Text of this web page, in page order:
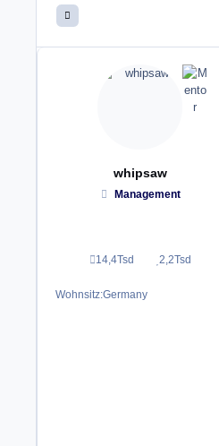
whipsaw
Management
14,4Tsd
Beiträge 2,2Tsd
Reputation
Wohnsitz:Germany